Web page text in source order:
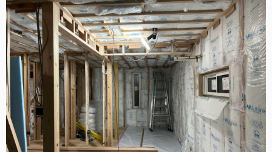
- コンセプトハウス事
業
- 家・不動産の利活用
- ギャラリー&工房
・リクルート
・会社概要
・お問い合わせ